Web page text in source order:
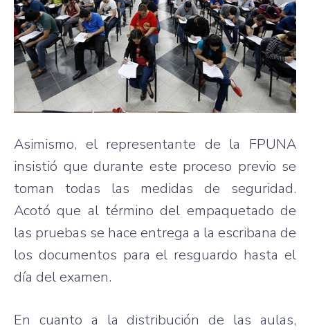
Asimismo, el representante de la FPUNA
insistió que durante este proceso previo se
toman todas las medidas de seguridad.
Acotó que al término del empaquetado de
las pruebas se hace entrega a la escribana de
los documentos para el resguardo hasta el
día del examen.
En cuanto a la distribución de las aulas,